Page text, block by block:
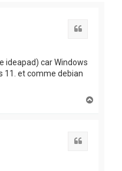
ideapad) car Windows
11. et comme debian